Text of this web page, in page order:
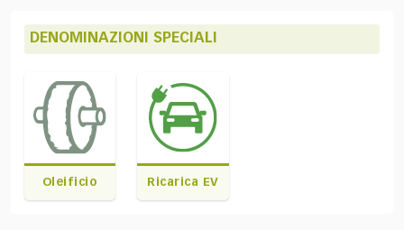
DENOMINAZIONI SPECIALI
Oleificio Ricarica EV